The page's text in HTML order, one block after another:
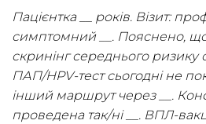
Пацієнтка __ років. Візит:
симптомний __. Пояснено,
скринінг середнього ризику
ПАП/HPV-тест сьогодні не
інший маршрут через __.
проведена так/ні __. ВПЛ-